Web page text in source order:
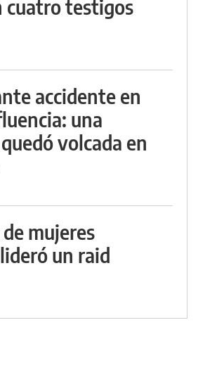
cuatro testigos
accidente en
una
volcada en
mujeres
un raid